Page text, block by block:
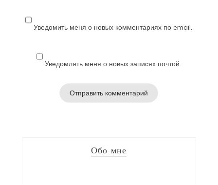
Уведомить меня о новых комментариях по email.
Уведомлять меня о новых записях почтой.
Обо мне